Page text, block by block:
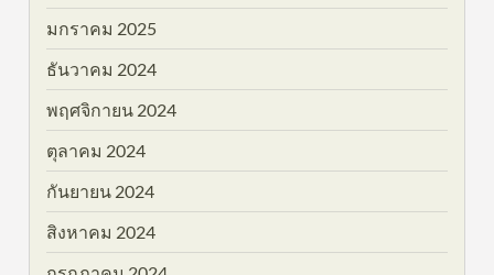
มกราคม 2025
ธันวาคม 2024
พฤศจิกายน 2024
ตุลาคม 2024
กันยายน 2024
สิงหาคม 2024